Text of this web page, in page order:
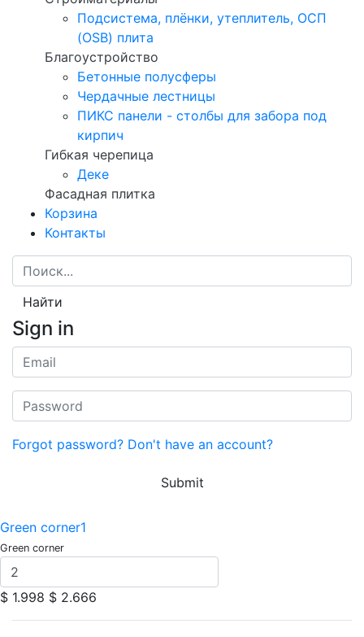
Подсистема, плёнки, утеплитель, ОСП
(OSB) плита
Благоустройство
Бетонные полусферы
Чердачные лестницы
ПИКС панели - столбы для забора под
кирпич
Гибкая черепица
Деке
Фасадная плитка
Корзина
Контакты
Найти
Sign in
Forgot password? Don't have an account?
Submit
Green corner1
Green corner
$ 1.998 $ 2.666